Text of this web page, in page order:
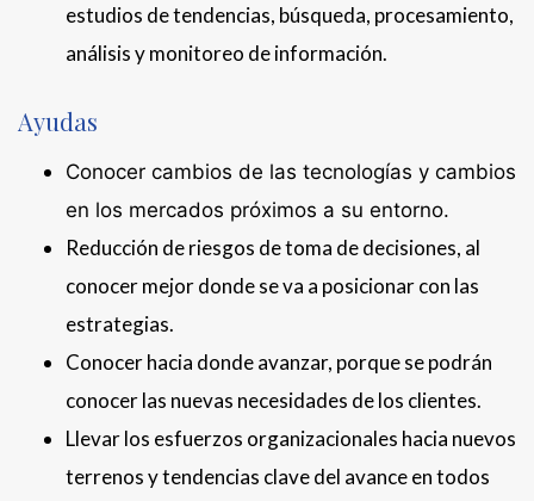
estudios de tendencias, búsqueda, procesamiento,
análisis y monitoreo de información.
Ayudas
Conocer cambios de las tecnologías y cambios
en los mercados próximos a su entorno.
Reducción de riesgos de toma de decisiones, al
conocer mejor donde se va a posicionar con las
estrategias.
Conocer hacia donde avanzar, porque se podrán
conocer las nuevas necesidades de los clientes.
Llevar los esfuerzos organizacionales hacia nuevos
terrenos y tendencias clave del avance en todos